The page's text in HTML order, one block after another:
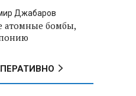
Джабаров
атомные бомбы,